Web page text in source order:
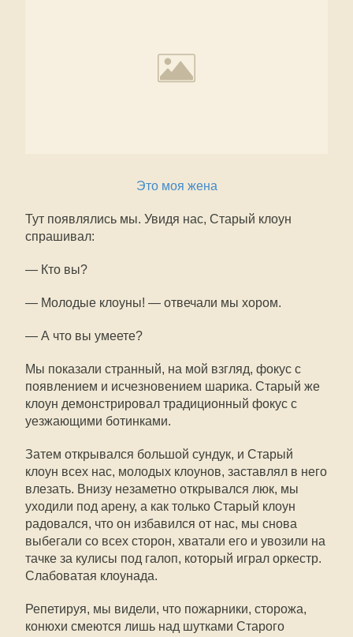
Это моя жена
Тут появлялись мы. Увидя нас, Старый клоун
спрашивал:
— Кто вы?
— Молодые клоуны! — отвечали мы хором.
— А что вы умеете?
Мы показали странный, на мой взгляд, фокус с
появлением и исчезновением шарика. Старый же
клоун демонстрировал традиционный фокус с
уезжающими ботинками.
Затем открывался большой сундук, и Старый
клоун всех нас, молодых клоунов, заставлял в него
влезать. Внизу незаметно открывался люк, мы
уходили под арену, а как только Старый клоун
радовался, что он избавился от нас, мы снова
выбегали со всех сторон, хватали его и увозили на
тачке за кулисы под галоп, который играл оркестр.
Слабоватая клоунада.
Репетируя, мы видели, что пожарники, сторожа,
конюхи смеются лишь над шутками Старого